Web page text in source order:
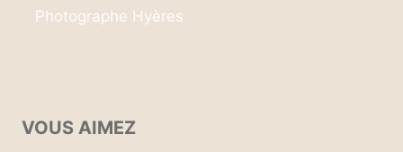
Photographe Hyères
VOUS AIMEZ